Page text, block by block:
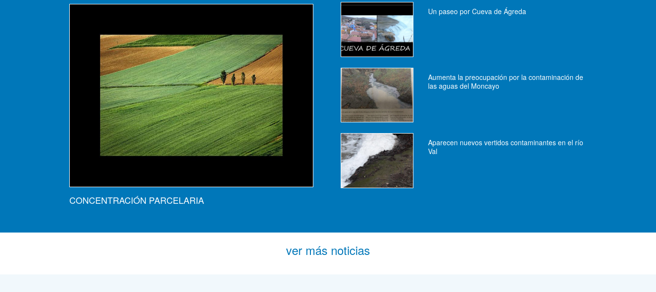
CONCENTRACIÓN PARCELARIA
Un paseo por Cueva de Ágreda
Aumenta la preocupación por la contaminación de
las aguas del Moncayo
Aparecen nuevos vertidos contaminantes en el río
Val
ver más noticias